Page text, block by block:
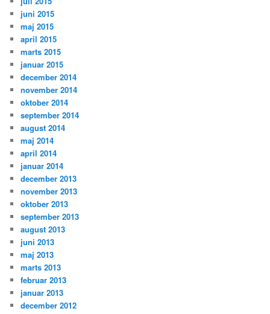
juni 2015
maj 2015
april 2015
marts 2015
januar 2015
december 2014
november 2014
oktober 2014
september 2014
august 2014
maj 2014
april 2014
januar 2014
december 2013
november 2013
oktober 2013
september 2013
august 2013
juni 2013
maj 2013
marts 2013
februar 2013
januar 2013
december 2012